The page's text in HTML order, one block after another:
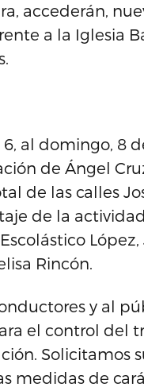
accederán,
a la Iglesia
al domingo, 8
de Ángel
de las calles
de la
Rincón.
y al
el control del
Solicitamos
medidas de